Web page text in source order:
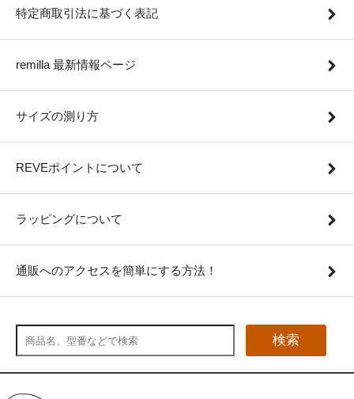
特定商取引法に基づく表記
remilla 最新情報ページ
サイズの測り方
REVEポイントについて
ラッピングについて
通販へのアクセスを簡単にする方法！
検索